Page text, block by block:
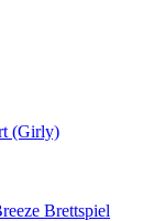
(Girly)
Brettspiel